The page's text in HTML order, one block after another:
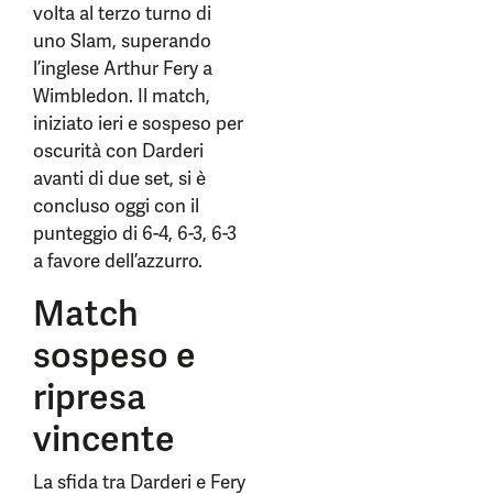
volta al terzo turno di
uno Slam, superando
l’inglese Arthur Fery a
Wimbledon. Il match,
iniziato ieri e sospeso per
oscurità con Darderi
avanti di due set, si è
concluso oggi con il
punteggio di 6-4, 6-3, 6-3
a favore dell’azzurro.
Match
sospeso e
ripresa
vincente
La sfida tra Darderi e Fery